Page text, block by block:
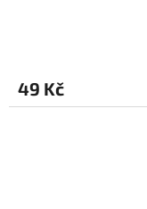
49 Kč